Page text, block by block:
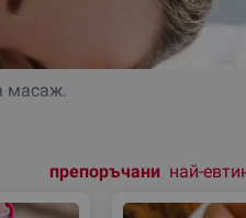
масаж.
Подреди
по:
препоръчани най-